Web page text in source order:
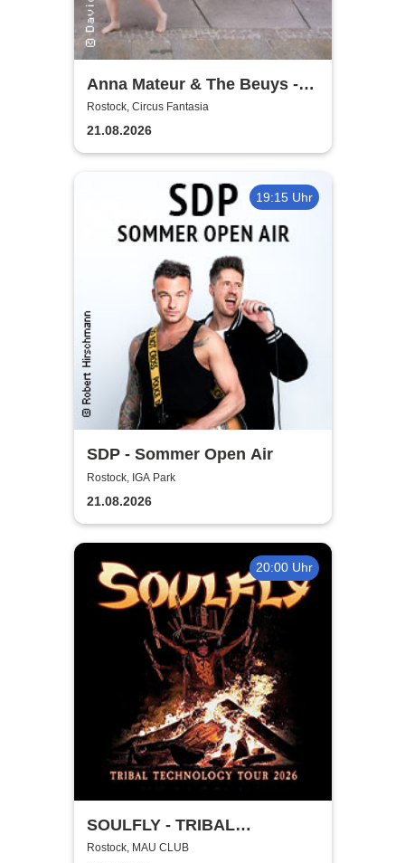
Anna Mateur & The Beuys -
Kaoshüter
Rostock, Circus Fantasia
21.08.2026
19:15 Uhr
SDP - Sommer Open Air
Rostock, IGA Park
21.08.2026
20:00 Uhr
SOULFLY - TRIBAL
TECHNOLOGY TOUR 2026
Rostock, MAU CLUB